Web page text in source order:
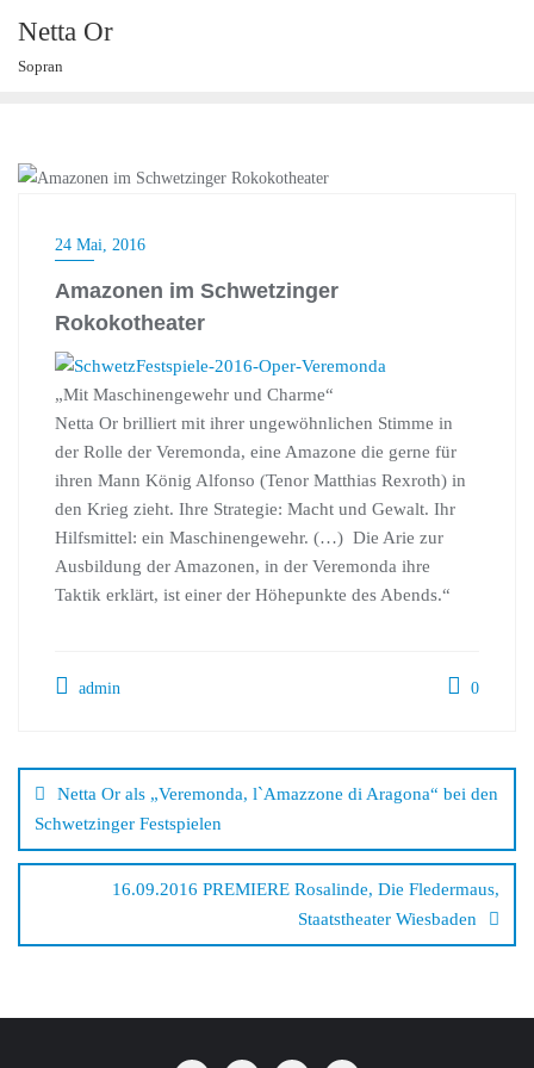
content
Netta Or
Sopran
24 Mai, 2016
Amazonen im Schwetzinger
Rokokotheater
„Mit Maschinengewehr und Charme“
Netta Or brilliert mit ihrer ungewöhnlichen Stimme in
der Rolle der Veremonda, eine Amazone die gerne für
ihren Mann König Alfonso (Tenor Matthias Rexroth) in
den Krieg zieht. Ihre Strategie: Macht und Gewalt. Ihr
Hilfsmittel: ein Maschinengewehr. (…) Die Arie zur
Ausbildung der Amazonen, in der Veremonda ihre
Taktik erklärt, ist einer der Höhepunkte des Abends.“
admin 0
Netta Or als „Veremonda, l`Amazzone di Aragona“ bei den
Schwetzinger Festspielen
16.09.2016 PREMIERE Rosalinde, Die Fledermaus,
Staatstheater Wiesbaden